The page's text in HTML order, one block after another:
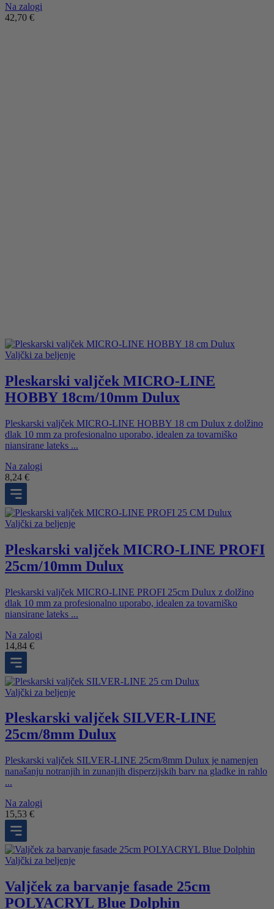
Na zalogi
42,70 €
Valjčki za beljenje
Pleskarski valjček MICRO-LINE
HOBBY 18cm/10mm Dulux
Pleskarski valjček MICRO-LINE HOBBY 18 cm Dulux z dolžino
dlak 10 mm za profesionalno uporabo, idealen za tovarniško
niansirane lateks ...
Na zalogi
8,24 €
Valjčki za beljenje
Pleskarski valjček MICRO-LINE PROFI
25cm/10mm Dulux
Pleskarski valjček MICRO-LINE PROFI 25cm Dulux z dolžino
dlak 10 mm za profesionalno uporabo, idealen za tovarniško
niansirane lateks ...
Na zalogi
14,84 €
Valjčki za beljenje
Pleskarski valjček SILVER-LINE
25cm/8mm Dulux
Pleskarski valjček SILVER-LINE 25cm/8mm Dulux je namenjen
nanašanju notranjih in zunanjih disperzijskih barv na gladke in rahlo
...
Na zalogi
15,53 €
Valjčki za beljenje
Valjček za barvanje fasade 25cm
POLYACRYL Blue Dolphin